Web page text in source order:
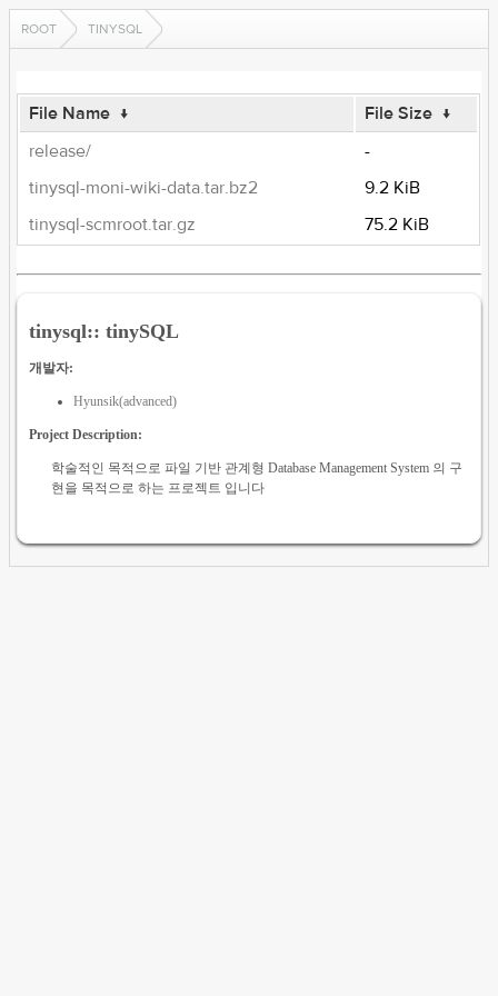
ROOT TINYSQL
File Name ↓ File Size ↓
release/
-
tinysql-moni-wiki-data.tar.bz2
9.2 KiB
tinysql-scmroot.tar.gz
75.2 KiB
tinysql:: tinySQL
개발자:
Hyunsik(advanced)
Project Description:
학술적인 목적으로 파일 기반 관계형 Database Management System 의 구
현을 목적으로 하는 프로젝트 입니다